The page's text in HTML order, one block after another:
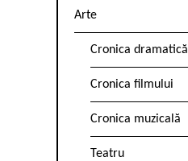
Arte
Cronica dramatică
Cronica filmului
Cronica muzicală
Teatru